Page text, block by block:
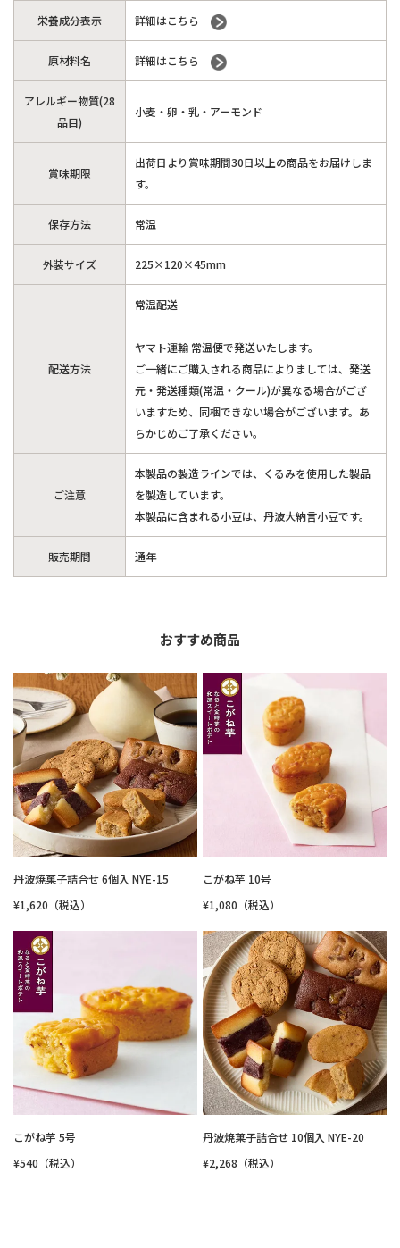
栄養成分表示 詳細はこちら
原材料名 詳細はこちら
アレルギー物質(28
品目)
小麦・卵・乳・アーモンド
賞味期限
出荷日より賞味期間30日以上の商品をお届けしま
す。
保存方法 常温
外装サイズ 225×120×45mm
配送方法
常温配送
ヤマト運輸 常温便で発送いたします。
ご一緒にご購入される商品によりましては、発送
元・発送種類(常温・クール)が異なる場合がござ
いますため、同梱できない場合がございます。あ
らかじめご了承ください。
ご注意
本製品の製造ラインでは、くるみを使用した製品
を製造しています。
本製品に含まれる小豆は、丹波大納言小豆です。
販売期間 通年
おすすめ商品
丹波焼菓子詰合せ 6個入 NYE-15
¥1,620（税込）
こがね芋 10号
¥1,080（税込）
こがね芋 5号
¥540（税込）
丹波焼菓子詰合せ 10個入 NYE-20
¥2,268（税込）